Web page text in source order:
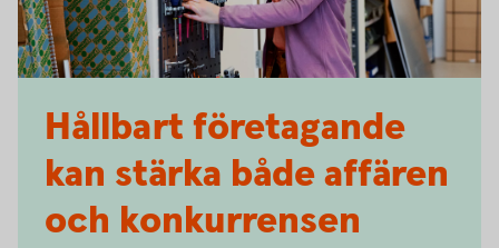
Hållbart företagande
kan stärka både affären
och konkurrensen